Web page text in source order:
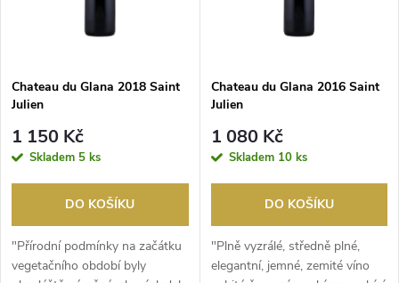
p
r
o
d
s
p
r
d
Chateau du Glana 2018 Saint
Julien
1 150 Kč
Skladem 5 ks
DO KOŠÍKU
"Přírodní podmínky na začátku
vegetačního období byly
Chateau du Glana 2016 Saint
Julien
1 080 Kč
Skladem 10 ks
DO KOŠÍKU
"Plně vyzrálé, středně plné,
elegantní, jemné, zemité víno